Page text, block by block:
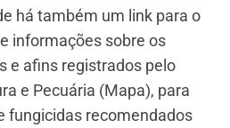
há também um link para o
informações sobre os
e afins registrados pelo
e Pecuária (Mapa), para
fungicidas recomendados